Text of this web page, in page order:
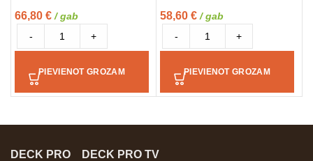
66,80 € / gab
-
+
PIEVIENOT GROZAM
58,60 € / gab
-
+
PIEVIENOT GROZAM
DECK PRO DECK PRO TV